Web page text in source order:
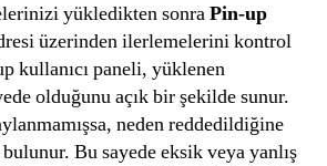
yükledikten sonraPin-up
üzerinden ilerlemelerini kontrol
kullanıcı paneli, yüklenen
olduğunu açık bir şekilde sunur.
neden reddedildiğine
bulunur. Bu sayede eksik veya yanlış